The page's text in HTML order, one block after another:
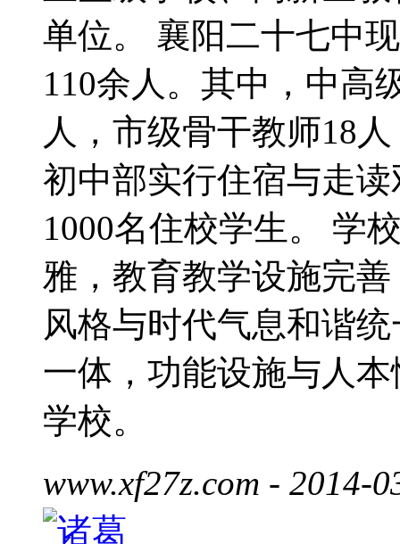
单位。 襄阳二十七中
110余人。其中，中高
人，市级骨干教师18
初中部实行住宿与走
1000名住校学生。 学
雅，教育教学设施完
风格与时代气息和谐
一体，功能设施与人
学校。
www.xf27z.com - 2014-